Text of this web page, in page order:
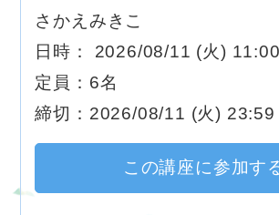
さかえみきこ
日時： 2026/08/11 (火)
定員：6名
締切：2026/08/11 (火) 23:59
この講座に参加す